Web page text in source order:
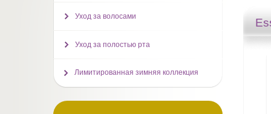
Уход за волосами
Уход за полостью рта
Лимитированная зимняя коллекция